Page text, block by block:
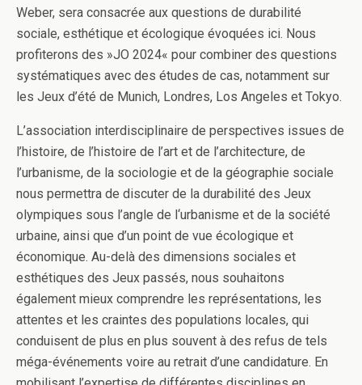
Weber, sera consacrée aux questions de durabilité
sociale, esthétique et écologique évoquées ici. Nous
profiterons des »JO 2024« pour combiner des questions
systématiques avec des études de cas, notamment sur
les Jeux d’été de Munich, Londres, Los Angeles et Tokyo.
L’association interdisciplinaire de perspectives issues de
l’histoire, de l’histoire de l’art et de l’architecture, de
l’urbanisme, de la sociologie et de la géographie sociale
nous permettra de discuter de la durabilité des Jeux
olympiques sous l’angle de l‘urbanisme et de la société
urbaine, ainsi que d’un point de vue écologique et
économique. Au-delà des dimensions sociales et
esthétiques des Jeux passés, nous souhaitons
également mieux comprendre les représentations, les
attentes et les craintes des populations locales, qui
conduisent de plus en plus souvent à des refus de tels
méga-événements voire au retrait d’une candidature. En